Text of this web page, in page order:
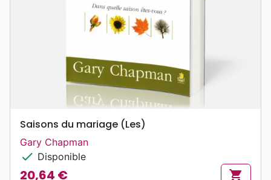
Saisons du mariage (Les)
Gary Chapman
check Disponible
20,64 € shopping_cart